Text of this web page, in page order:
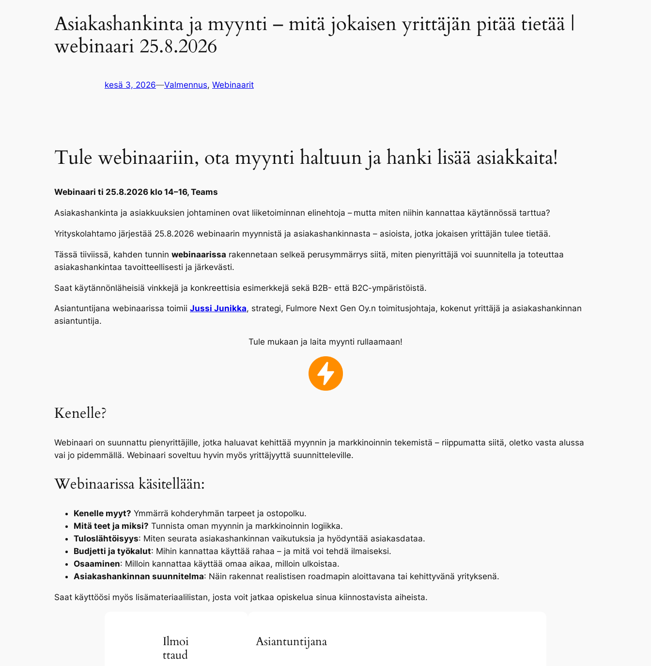
Asiakashankinta ja myynti – mitä jokaisen yrittäjän pitää tietää |
webinaari 25.8.2026
kesä 3, 2026—Valmennus, Webinaarit
Tule webinaariin, ota myynti haltuun ja hanki lisää asiakkaita!
Webinaari ti 25.8.2026 klo 14–16, Teams
Asiakashankinta ja asiakkuuksien johtaminen ovat liiketoiminnan elinehtoja – mutta miten niihin kannattaa käytännössä tarttua?
Yrityskolahtamo järjestää 25.8.2026 webinaarin myynnistä ja asiakashankinnasta – asioista, jotka jokaisen yrittäjän tulee tietää.
Tässä tiiviissä, kahden tunnin webinaarissa rakennetaan selkeä perusymmärrys siitä, miten pienyrittäjä voi suunnitella ja toteuttaa
asiakashankintaa tavoitteellisesti ja järkevästi.
Saat käytännönläheisiä vinkkejä ja konkreettisia esimerkkejä sekä B2B- että B2C-ympäristöistä.
Asiantuntijana webinaarissa toimii Jussi Junikka, strategi, Fulmore Next Gen Oy.n toimitusjohtaja, kokenut yrittäjä ja asiakashankinnan
asiantuntija.
Tule mukaan ja laita myynti rullaamaan!
Kenelle?
Webinaari on suunnattu pienyrittäjille, jotka haluavat kehittää myynnin ja markkinoinnin tekemistä – riippumatta siitä, oletko vasta alussa
vai jo pidemmällä. Webinaari soveltuu hyvin myös yrittäjyyttä suunnitteleville.
Webinaarissa käsitellään:
Kenelle myyt? Ymmärrä kohderyhmän tarpeet ja ostopolku.
Mitä teet ja miksi? Tunnista oman myynnin ja markkinoinnin logiikka.
Tuloslähtöisyys: Miten seurata asiakashankinnan vaikutuksia ja hyödyntää asiakasdataa.
Budjetti ja työkalut: Mihin kannattaa käyttää rahaa – ja mitä voi tehdä ilmaiseksi.
Osaaminen: Milloin kannattaa käyttää omaa aikaa, milloin ulkoistaa.
Asiakashankinnan suunnitelma: Näin rakennat realistisen roadmapin aloittavana tai kehittyvänä yrityksenä.
Saat käyttöösi myös lisämateriaalilistan, josta voit jatkaa opiskelua sinua kiinnostavista aiheista.
Ilmoi
ttaud
Asiantuntijana